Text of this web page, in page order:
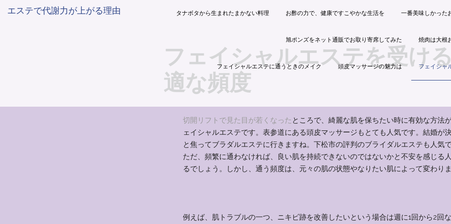
エステで代謝力が上がる理由 タナボタから生まれたまかない料理 お酢の力で、健康ですこやかな生活を 一番美味しかった
旭ポンズをネット通販でお取り寄席してみた 焼肉は大根
フェイシャルエステに通うときのメイク 頭皮マッサージの魅力は フェイシャ
フェイシャルエステを受け
適な頻度
切開リフトで見た目が若くなった ところで、綺麗な肌を保ちたい時に有効な方法
ェイシャルエステです。表参道にある頭皮マッサージもとても人気です。結婚が
と焦ってブラダルエステに行きますね。下松市の評判のブライダルエステも人気で
ただ、頻繁に通わなければ、良い肌を持続できないのではないかと不安を感じる
るでしょう。しかし、通う頻度は、元々の肌の状態やなりたい肌によって変わりま
例えば、肌トラブルの一つ、ニキビ跡を改善したいという場合は週に1回から2回